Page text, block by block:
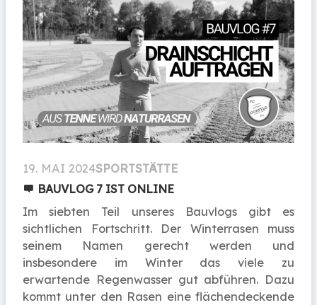
19. MAI 2024SPORTSTÄTTE
BAUVLOG 7 IST ONLINE
Im siebten Teil unseres Bauvlogs gibt es
sichtlichen Fortschritt. Der Winterrasen muss
seinem Namen gerecht werden und
insbesondere im Winter das viele zu
erwartende Regenwasser gut abführen. Dazu
kommt unter den Rasen eine flächendeckende